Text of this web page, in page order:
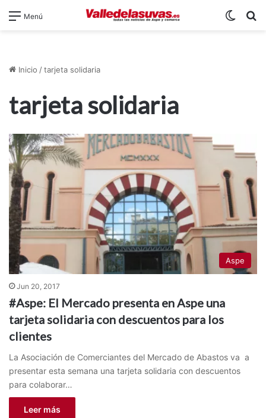
Menú
Inicio /tarjeta solidaria
tarjeta solidaria
Aspe
Jun 20, 2017
#Aspe: El Mercado presenta en Aspe una
tarjeta solidaria con descuentos para los
clientes
La Asociación de Comerciantes del Mercado de Abastos va a
presentar esta semana una tarjeta solidaria con descuentos
para colaborar…
Leer más